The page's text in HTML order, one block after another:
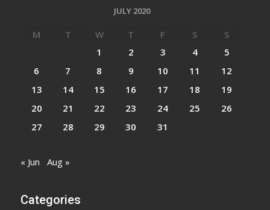
JULY 2020
M T W T F S
S
1
2 3 4
5
6
7 8 9 10 11
12
13
14 15 16 17 18
19
20
21 22 23 24 25
26
27
28 29 30 31
« Jun Aug »
Categories